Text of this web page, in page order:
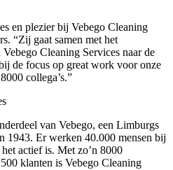
en plezier bij Vebego Cleaning
“Zij gaat samen met het
Cleaning Services naar de
de focus op great work voor onze
collega’s.”
van Vebego, een Limburgs
1943. Er werken 40.000 mensen bij
actief is. Met zo’n 8000
klanten is Vebego Cleaning